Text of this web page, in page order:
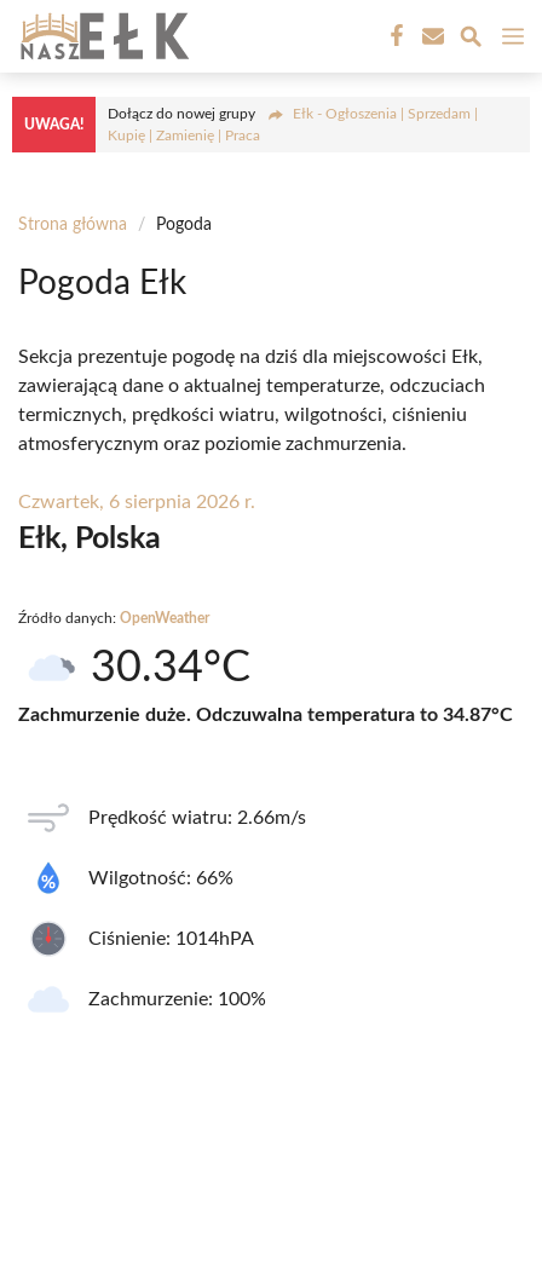
Przejdź
treści
UWAGA!
Dołącz do nowej grupy
Ełk - Ogłoszenia | Sprzedam |
Kupię | Zamienię | Praca
Strona główna / Pogoda
Pogoda Ełk
Sekcja prezentuje pogodę na dziś dla miejscowości Ełk,
zawierającą dane o aktualnej temperaturze, odczuciach
termicznych, prędkości wiatru, wilgotności, ciśnieniu
atmosferycznym oraz poziomie zachmurzenia.
Czwartek, 6 sierpnia 2026 r.
Ełk, Polska
Źródło danych: OpenWeather
30.34°C
Zachmurzenie duże. Odczuwalna temperatura to 34.87°C
Prędkość wiatru: 2.66m/s
Wilgotność: 66%
Ciśnienie: 1014hPA
Zachmurzenie: 100%